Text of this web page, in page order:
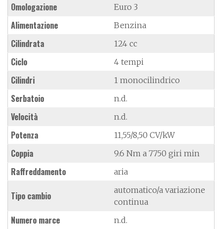
Omologazione Euro 3
Alimentazione Benzina
Cilindrata 124 cc
Ciclo 4 tempi
Cilindri 1 monocilindrico
Serbatoio n.d.
Velocità n.d.
Potenza 11,55/8,50 CV/kW
Coppia 9.6 Nm a 7750 giri min
Raffreddamento aria
Tipo cambio
automatico/a variazione
continua
Numero marce n.d.